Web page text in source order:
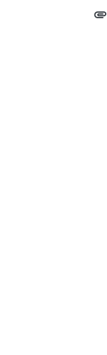
attachment